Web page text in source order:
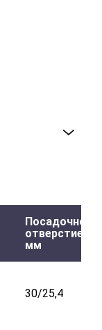
Посадочное
отверстие,
мм
30/25,4